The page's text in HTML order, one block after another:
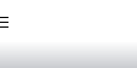
principal